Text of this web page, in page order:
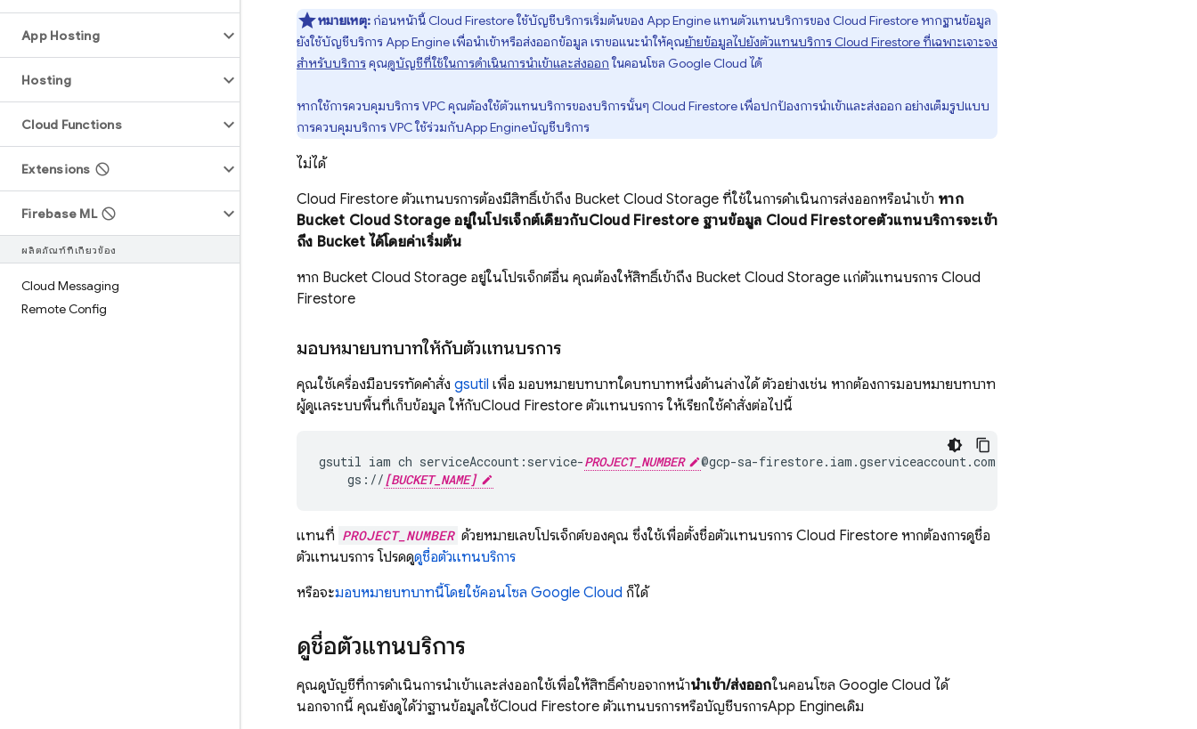
App Hosting
Hosting
Cloud Functions
Extensions
Firebase ML
ผลิตภัณฑ์ที่เกี่ยวข้อง
Cloud Messaging
Remote Config
หมายเหตุ: ก่อนหน้านี้ Cloud Firestoreใช้บัญชีบริการเริ่มต้นของ App Engineแทนตัวแทนบริการของ Cloud Firestore หากฐานข้อมูล
ยังใช้บัญชีบริการApp Engineเพื่อนำเข้าหรือส่งออกข้อมูล เราขอแนะนำให้คุณย้ายข้อมูลไปยังตัวแทนบริการ Cloud Firestore ที่เฉพาะเจาะจง
สำหรับบริการคุณดูบัญชีที่ใช้ในการดำเนินการนำเข้าและส่งออก ในคอนโซล Google Cloud ได้
หากใช้การควบคุมบริการ VPC คุณต้องใช้ตัวแทนบริการของบริการนั้นๆ Cloud Firestoreเพื่อปกป้องการนำเข้าและส่งออก อย่างเต็มรูปแบบ
การควบคุมบริการ VPC ใช้ร่วมกับApp Engineบัญชีบริการ
ไม่ได้
Cloud Firestore ตัวแทนบริการต้องมีสิทธิ์เข้าถึง Bucket Cloud Storage ที่ใช้ในการดำเนินการส่งออกหรือนำเข้า หาก
Bucket Cloud Storage อยู่ในโปรเจ็กต์เดียวกับCloud Firestore ฐานข้อมูล Cloud Firestoreตัวแทนบริการจะเข้า
ถึง Bucket ได้โดยค่าเริ่มต้น
หาก Bucket Cloud Storage อยู่ในโปรเจ็กต์อื่น คุณต้องให้สิทธิ์เข้าถึง Bucket Cloud Storage แก่ตัวแทนบริการ Cloud
Firestore
มอบหมายบทบาทให้กับตัวแทนบริการ
คุณใช้เครื่องมือบรรทัดคำสั่ง gsutil เพื่อ มอบหมายบทบาทใดบทบาทหนึ่งด้านล่างได้ ตัวอย่างเช่น หากต้องการมอบหมายบทบาท
ผู้ดูแลระบบพื้นที่เก็บข้อมูล ให้กับCloud Firestore ตัวแทนบริการ ให้เรียกใช้คำสั่งต่อไปนี้
gsutil iam ch serviceAccount:service-PROJECT_NUMBER @gcp-sa-firestore.iam.gserviceaccount.com:roles/storage.admin
gs:// [BUCKET_NAME]
แทนที่ PROJECT_NUMBER ด้วยหมายเลขโปรเจ็กต์ของคุณ ซึ่งใช้เพื่อตั้งชื่อตัวแทนบริการ Cloud Firestore หากต้องการดูชื่อ
ตัวแทนบริการ โปรดดูดูชื่อตัวแทนบริการ
หรือจะมอบหมายบทบาทนี้โดยใช้คอนโซล Google Cloud ก็ได้
ดูชื่อตัวแทนบริการ
คุณดูบัญชีที่การดำเนินการนำเข้าและส่งออกใช้เพื่อให้สิทธิ์คำขอจากหน้านำเข้า/ส่งออกในคอนโซล Google Cloud ได้
นอกจากนี้ คุณยังดูได้ว่าฐานข้อมูลใช้Cloud Firestore ตัวแทนบริการหรือบัญชีบริการApp Engineเดิม